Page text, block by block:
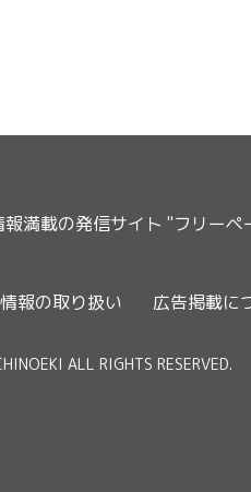
満載の発信サイト "フリー
報の取り扱い 広告掲載に
ALL RIGHTS RESERVED.